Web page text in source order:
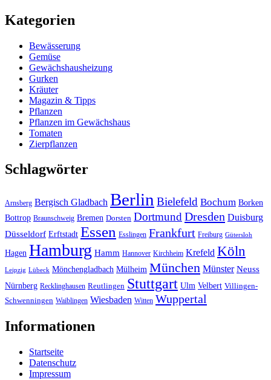
Kategorien
Bewässerung
Gemüse
Gewächshausheizung
Gurken
Kräuter
Magazin & Tipps
Pflanzen
Pflanzen im Gewächshaus
Tomaten
Zierpflanzen
Schlagwörter
Arnsberg Bergisch Gladbach Berlin Bielefeld Bochum Borken
Bottrop Braunschweig Bremen Dorsten DortmundDresden Duisburg
Düsseldorf Erftstadt Essen Esslingen Frankfurt Freiburg Gütersloh
Hagen Hamburg Hamm Hannover Kirchheim Krefeld Köln
Leipzig Lübeck Mönchengladbach Mülheim München Münster Neuss
Nürnberg Recklinghausen Reutlingen Stuttgart Ulm Velbert Villingen-
Schwenningen Waiblingen Wiesbaden Witten Wuppertal
Informationen
Startseite
Datenschutz
Impressum